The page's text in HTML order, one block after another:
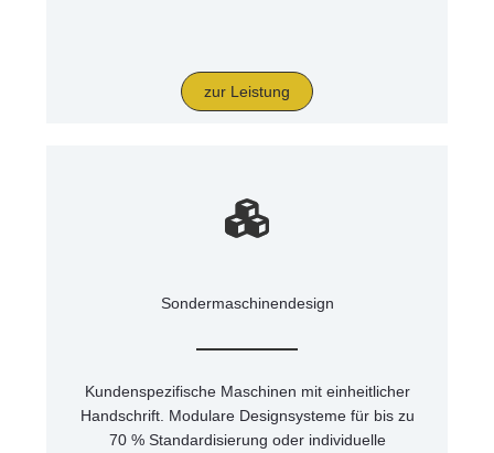
zur Leistung
Sondermaschinendesign
Kundenspezifische Maschinen mit einheitlicher
Handschrift. Modulare Designsysteme für bis zu
70 % Standardisierung oder individuelle